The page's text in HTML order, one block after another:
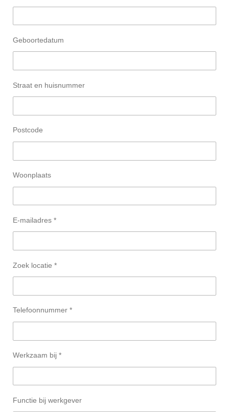
Geboortedatum
Straat en huisnummer
Postcode
Woonplaats
E-mailadres *
Zoek locatie *
Telefoonnummer *
Werkzaam bij *
Functie bij werkgever